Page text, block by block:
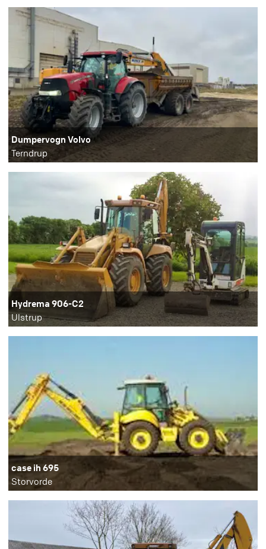
Dumpervogn Volvo
Terndrup
Hydrema 906-C2
Ulstrup
case ih 695
Storvorde